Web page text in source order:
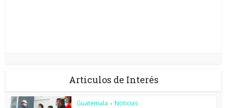
Articulos de Interés
Guatemala • Noticias